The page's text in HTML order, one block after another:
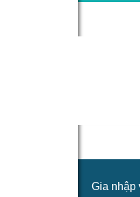
Gia nhập